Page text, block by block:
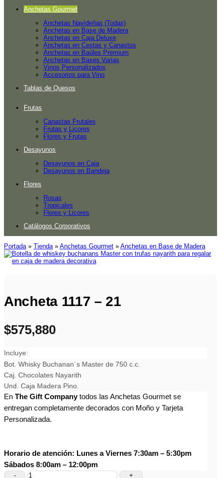
Anchetas Gourmet
Anchetas Navideñas (Todas)
Anchetas en Base de Madera
Anchetas en Caja Deluxe
Anchetas en Cestas y Canastos
Anchetas en Baúles Premium
Anchetas en Bases Varias
Vinos Personalizados
Accesorios para Vino
Tablas de Quesos
Frutas
Canastas Frutales
Frutas y Licores
Flores y Frutas
Desayunos
Desayunos en Caja
Desayunos en Bandeja
Flores
Rosas
Tropicales
Flores y Licores
Catálogos Corporativos
Portada » Tienda » Anchetas Gourmet » Anchetas en Base de Madera
Ancheta 1117 – 21
$575,880
Incluye:
Bot. Whisky Buchanan´s Master de 750 c.c.
Caj. Chocolates Nayarith
Und. Caja Madera Pino.
En The Gift Companytodos las Anchetas Gourmet se
entregan completamente decorados con Moño y Tarjeta
Personalizada.
Horario de atención: Lunes a Viernes 7:30am – 5:30pm
Sábados 8:00am – 12:00pm
Ancheta